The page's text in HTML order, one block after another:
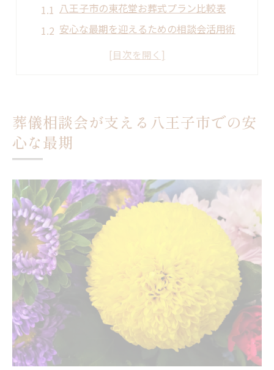
八王子市の東花堂お葬式プラン比較表
安心な最期を迎えるための相談会活用術
東花堂が提案する費用負担軽減のポイント
東花堂のお葬式を通じた補助金申請のコツ
東花堂お葬式で使える補助金早見表
申請時に必要な書類と準備のポイント
東花堂が伝える申請トラブル回避策
補助金申請なら東花堂の無料相談を活用
直葬が注目される理由と八王子市の現状
八王子市で直葬が選ばれる主な理由一覧
直葬の現状と東花堂お葬式の違い
費用面から見る直葬の魅力と課題
直葬サポートセンター利用のメリット
八王子市の直葬と家族葬の比較表
葬儀費用を抑える選択肢としての直葬とは
葬儀相談会が支える八王子市での安
心な最期